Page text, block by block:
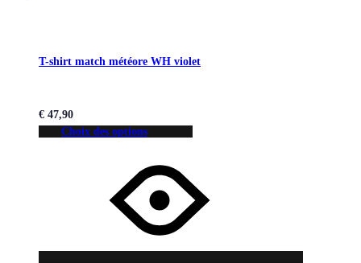
T-shirt match météore WH violet
€ 47,90
Choix des options